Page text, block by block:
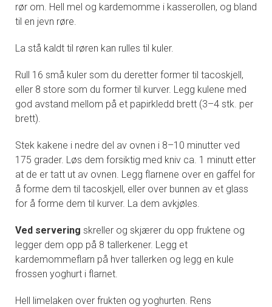
rør om. Hell mel og kardemomme i kasserollen, og bland
til en jevn røre.
La stå kaldt til røren kan rulles til kuler.
Rull 16 små kuler som du deretter former til tacoskjell,
eller 8 store som du former til kurver. Legg kulene med
god avstand mellom på et papirkledd brett (3–4 stk. per
brett).
Stek kakene i nedre del av ovnen i 8–10 minutter ved
175 grader. Løs dem forsiktig med kniv ca. 1 minutt etter
at de er tatt ut av ovnen. Legg flarnene over en gaffel for
å forme dem til tacoskjell, eller over bunnen av et glass
for å forme dem til kurver. La dem avkjøles.
Ved servering skreller og skjærer du opp fruktene og
legger dem opp på 8 tallerkener. Legg et
kardemommeflarn på hver tallerken og legg en kule
frossen yoghurt i flarnet.
Hell limelaken over frukten og yoghurten. Rens